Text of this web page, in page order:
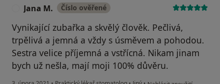
Jana M. Číslo ověřené
Vynikající zubařka a skvělý člověk. Pečlivá,
trpělivá a jemná a vždy s úsměvem a pohodou.
Sestra velice příjemná a vstřícná. Nikam jinam
bych už nešla, mají moji 100% důvěru.
podle názoru uživatele